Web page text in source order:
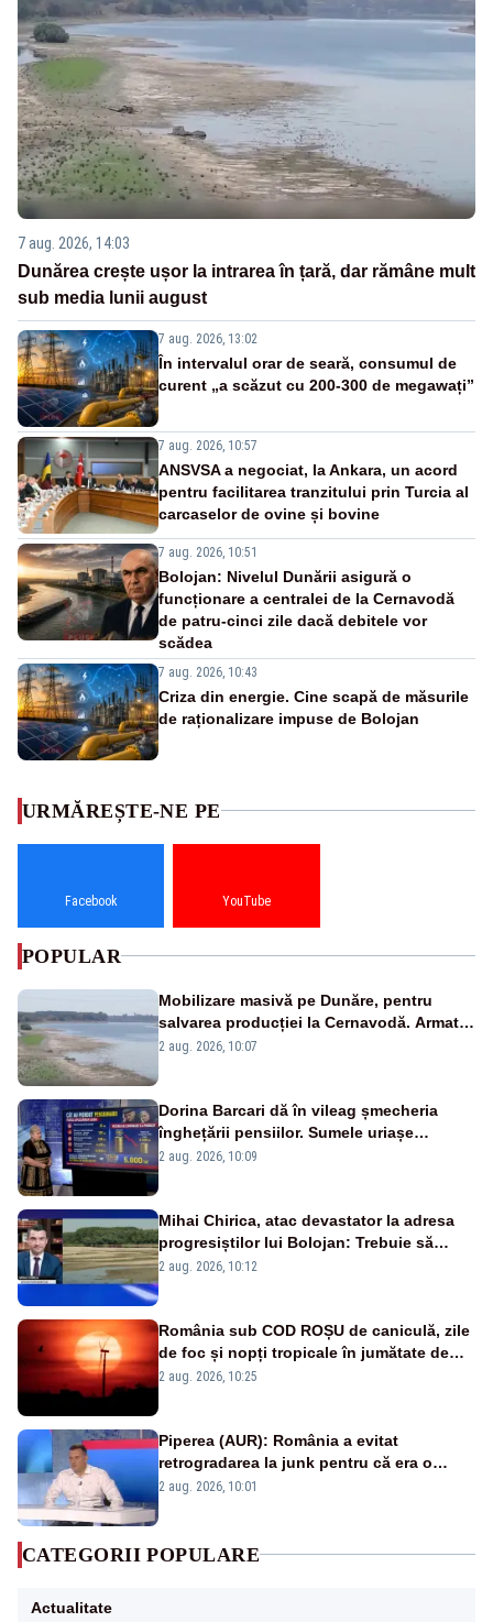
7 aug. 2026, 14:03
Dunărea crește ușor la intrarea în țară, dar rămâne mult
sub media lunii august
7 aug. 2026, 13:02
În intervalul orar de seară, consumul de
curent „a scăzut cu 200-300 de megawați”
7 aug. 2026, 10:57
ANSVSA a negociat, la Ankara, un acord
pentru facilitarea tranzitului prin Turcia al
carcaselor de ovine și bovine
7 aug. 2026, 10:51
Bolojan: Nivelul Dunării asigură o
funcționare a centralei de la Cernavodă
de patru-cinci zile dacă debitele vor
scădea
7 aug. 2026, 10:43
Criza din energie. Cine scapă de măsurile
de raționalizare impuse de Bolojan
URMĂREȘTE-NE PE
Facebook YouTube
POPULAR
Mobilizare masivă pe Dunăre, pentru
salvarea producției la Cernavodă. Armata
va detona o stâncă și va devia apa
2 aug. 2026, 10:07
Dorina Barcari dă în vileag șmecheria
înghețării pensiilor. Sumele uriașe
pierdute de fiecare român
2 aug. 2026, 10:09
Mihai Chirica, atac devastator la adresa
progresiștilor lui Bolojan: Trebuie să
protejăm și natura, dar nu șținem omaneii
2 aug. 2026, 10:12
România sub COD ROȘU de caniculă, zile
de foc și nopți tropicale în jumătate de
țară
2 aug. 2026, 10:25
Piperea (AUR): România a evitat
retrogradarea la junk pentru că era o
catastrofă pentru bănci și fondurile de
2 aug. 2026, 10:01
CATEGORII POPULARE
Actualitate